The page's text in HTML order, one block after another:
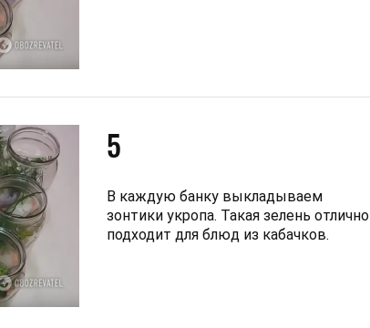
5
В каждую банку выкладываем
зонтики укропа. Такая зелень отлично
подходит для блюд из кабачков.